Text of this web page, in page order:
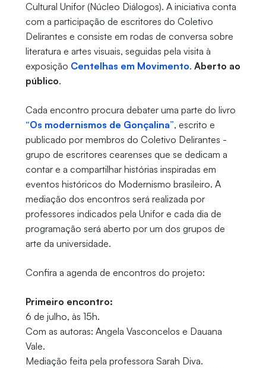
Cultural Unifor (Núcleo Diálogos). A iniciativa conta
com a participação de escritores do Coletivo
Delirantes e consiste em rodas de conversa sobre
literatura e artes visuais, seguidas pela visita à
exposição Centelhas em Movimento. Aberto ao
público.
Cada encontro procura debater uma parte do livro
“Os modernismos de Gonçalina”, escrito e
publicado por membros do Coletivo Delirantes -
grupo de escritores cearenses que se dedicam a
contar e a compartilhar histórias inspiradas em
eventos históricos do Modernismo brasileiro. A
mediação dos encontros será realizada por
professores indicados pela Unifor e cada dia de
programação será aberto por um dos grupos de
arte da universidade.
Confira a agenda de encontros do projeto:
Primeiro encontro:
6 de julho, às 15h.
Com as autoras: Angela Vasconcelos e Dauana
Vale.
Mediação feita pela professora Sarah Diva.